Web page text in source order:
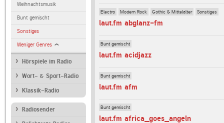
Weihnachtsmusik
Bunt gemischt
Sonstiges
Weniger Genres
Hörspiele im Radio
Wort- & Sport-Radio
Klassik-Radio
Radiosender
Electro Modern Rock Gothic & Mittelalter Sonstiges
laut.fm abglanz-fm
Bunt gemischt
laut.fm acidjazz
Bunt gemischt
laut.fm afm
Bunt gemischt
laut.fm africa_goes_angeln